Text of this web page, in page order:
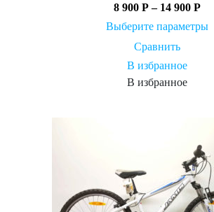
8 900 Р– 14 900 Р
Выберите параметры
Сравнить
В избранное
В избранное